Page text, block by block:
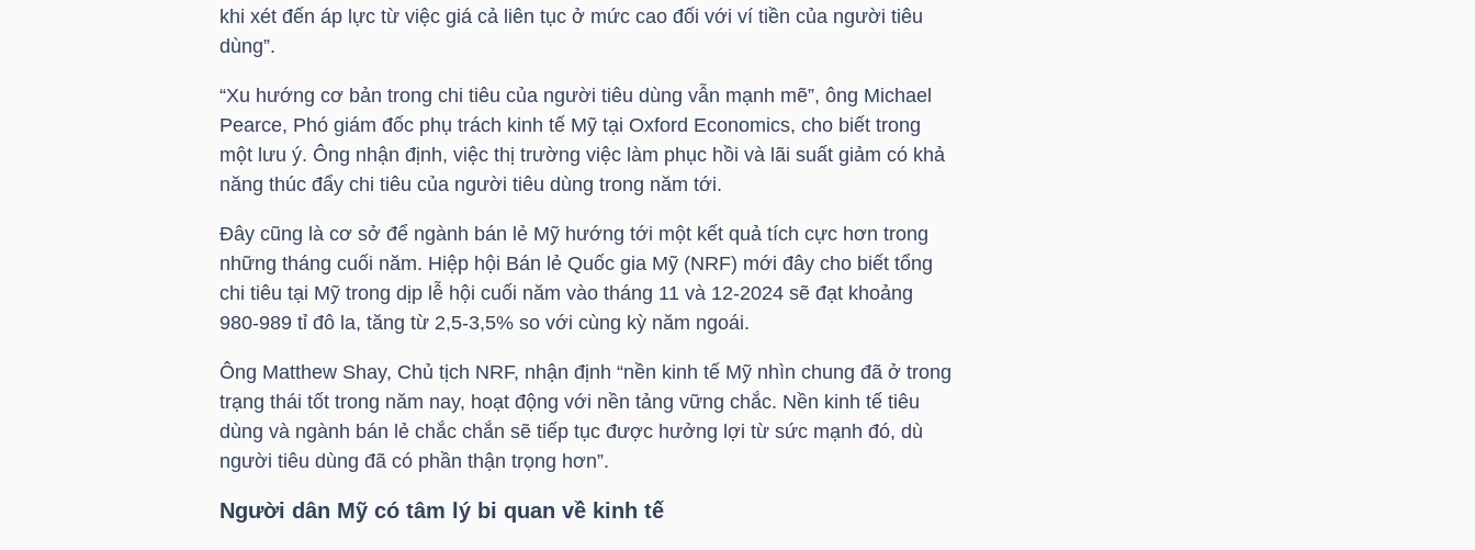
khi xét đến áp lực từ việc giá cả liên tục ở mức cao đối với ví tiền của người tiêu
dùng”.
“Xu hướng cơ bản trong chi tiêu của người tiêu dùng vẫn mạnh mẽ”, ông Michael
Pearce, Phó giám đốc phụ trách kinh tế Mỹ tại Oxford Economics, cho biết trong
một lưu ý. Ông nhận định, việc thị trường việc làm phục hồi và lãi suất giảm có khả
năng thúc đẩy chi tiêu của người tiêu dùng trong năm tới.
Đây cũng là cơ sở để ngành bán lẻ Mỹ hướng tới một kết quả tích cực hơn trong
những tháng cuối năm. Hiệp hội Bán lẻ Quốc gia Mỹ (NRF) mới đây cho biết tổng
chi tiêu tại Mỹ trong dịp lễ hội cuối năm vào tháng 11 và 12-2024 sẽ đạt khoảng
980-989 tỉ đô la, tăng từ 2,5-3,5% so với cùng kỳ năm ngoái.
Ông Matthew Shay, Chủ tịch NRF, nhận định “nền kinh tế Mỹ nhìn chung đã ở trong
trạng thái tốt trong năm nay, hoạt động với nền tảng vững chắc. Nền kinh tế tiêu
dùng và ngành bán lẻ chắc chắn sẽ tiếp tục được hưởng lợi từ sức mạnh đó, dù
người tiêu dùng đã có phần thận trọng hơn”.
Người dân Mỹ có tâm lý bi quan về kinh tế